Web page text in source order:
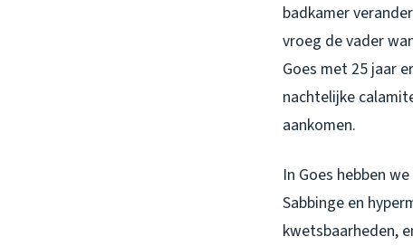
badkamer
vroeg de vader
Goes met 25 jaar
nachtelijke
aankomen.
In Goes hebben
Sabbinge en
kwetsbaarheden,